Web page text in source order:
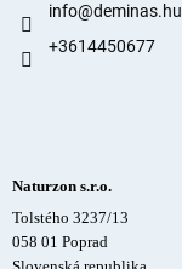
info@deminas.hu
+3614450677
Naturzon s.r.o.
Tolstého 3237/13
058 01 Poprad